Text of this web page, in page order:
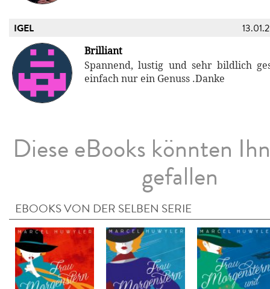
IGEL
Brilliant
Spannend, lustig und sehr bildlich
einfach nur ein Genuss .Danke
Diese eBooks könnten
gefallen
EBOOKS VON DER SELBEN SERIE